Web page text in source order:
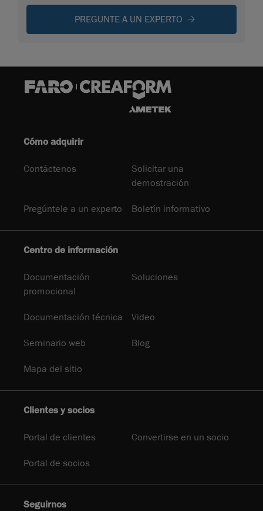
PREGUNTE A UN EXPERTO
Cómo adquirir
Contáctenos
Solicitar una
demostración
Pregúntele a un experto Boletín informativo
Centro de información
Documentación
promocional
Soluciones
Documentación técnica Video
Seminario web Blog
Mapa del sitio
Clientes y socios
Portal de clientes Convertirse en un socio
Portal de socios
Seguirnos